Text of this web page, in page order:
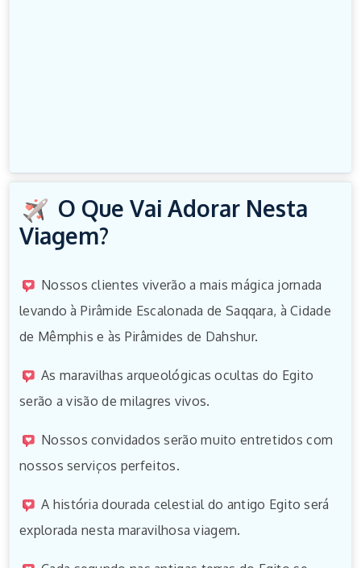
O Que Vai Adorar Nesta
Viagem?
Nossos clientes viverão a mais mágica jornada
levando à Pirâmide Escalonada de Saqqara, à Cidade
de Mêmphis e às Pirâmides de Dahshur.
As maravilhas arqueológicas ocultas do Egito
serão a visão de milagres vivos.
Nossos convidados serão muito entretidos com
nossos serviços perfeitos.
A história dourada celestial do antigo Egito será
explorada nesta maravilhosa viagem.